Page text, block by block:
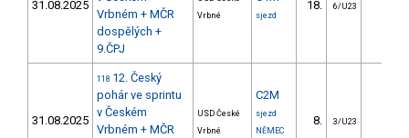
31.08.2025
Vrbném + MČR
dospělých +
9.ČPJ
Vrbné
sjezd
18. 6/U23
31.08.2025
118 12. Český
pohár ve sprintu
v Českém
Vrbném + MČR
USD České
Vrbné
C2M
sjezd
NĚMEC
8. 3/U23